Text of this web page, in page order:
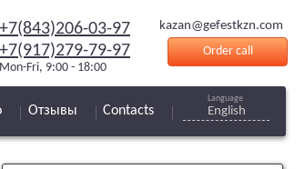
+7(843)206-03-97
+7(917)279-79-97
Mon-Fri, 9:00 - 18:00
kazan@gefestkzn.com
Order call
Отзывы Contacts
Language
English